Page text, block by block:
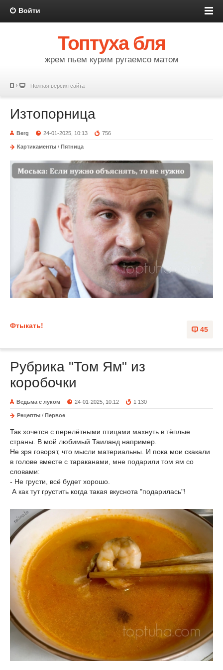
Войти
Топтуха бля
жрем пьем курим ругаемсо матом
Полная версия сайта
Изтопорница
Berg 24-01-2025, 10:13 756
Картикаменты / Пятница
45
Фтыкать!
Рубрика "Том Ям" из
коробочки
Ведьма с луком 24-01-2025, 10:12 1 130
Рецепты / Первое
Так хочется с перелётными птицами махнуть в тёплые
страны. В мой любимый Таиланд например.
Не зря говорят, что мысли материальны. И пока мои скакали
в голове вместе с тараканами, мне подарили том ям со
словами:
- Не грусти, всё будет хорошо.
А как тут грустить когда такая вкуснота "подарилась"!